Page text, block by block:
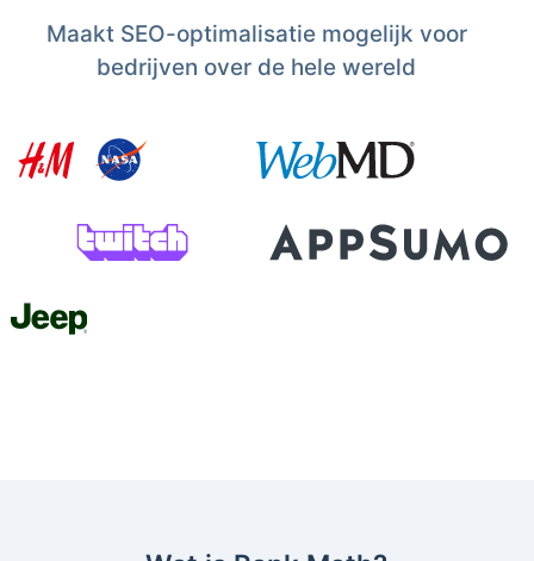
Maakt SEO-optimalisatie mogelijk voor
bedrijven over de hele wereld